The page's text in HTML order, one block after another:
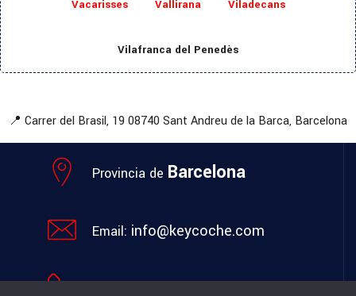
Vacarisses Vallirana Viladecans
Vilafranca del Penedès
📍 Carrer del Brasil, 19 08740 Sant Andreu de la Barca, Barcelona
Provincia de Barcelona
Email: info@keycoche.com
+34 611 130 240